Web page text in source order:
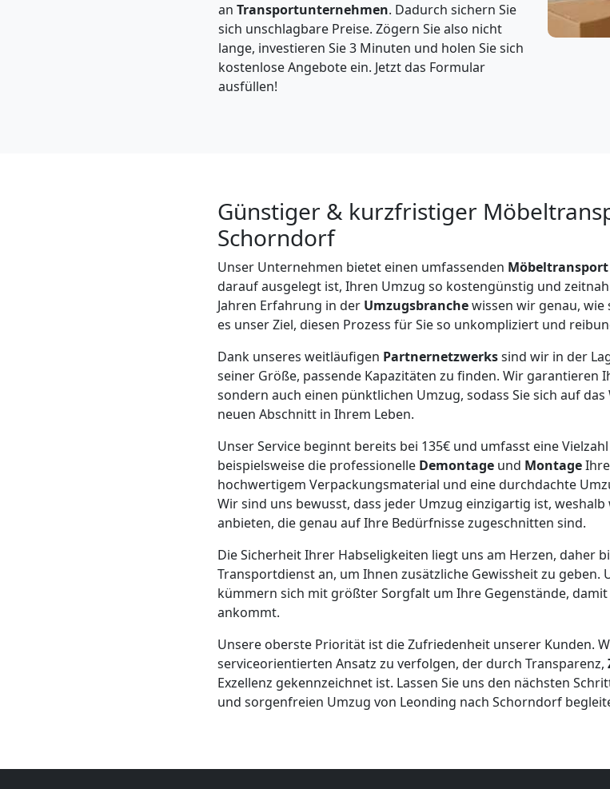
an Transportunternehmen. Dadurch sichern Sie
sich unschlagbare Preise. Zögern Sie also nicht
lange, investieren Sie 3 Minuten und holen Sie sich
kostenlose Angebote ein. Jetzt das Formular
ausfüllen!
Günstiger & kurzfristiger
Schorndorf
Unser Unternehmen bietet einen umfassenden Möbeltransport
darauf ausgelegt ist, Ihren Umzug so kostengünstig und
Jahren Erfahrung in der Umzugsbranchewissen wir genau,
es unser Ziel, diesen Prozess für Sie so unkompliziert und
Dank unseres weitläufigen Partnernetzwerkssind wir in der
seiner Größe, passende Kapazitäten zu finden. Wir garantieren
sondern auch einen pünktlichen Umzug, sodass Sie sich auf
neuen Abschnitt in Ihrem Leben.
Unser Service beginnt bereits bei 135€ und umfasst eine
beispielsweise die professionelle Demontage und Montage
hochwertigem Verpackungsmaterial und eine durchdachte
Wir sind uns bewusst, dass jeder Umzug einzigartig ist,
anbieten, die genau auf Ihre Bedürfnisse zugeschnitten sind.
Die Sicherheit Ihrer Habseligkeiten liegt uns am Herzen, daher
Transportdienst an, um Ihnen zusätzliche Gewissheit zu geben.
kümmern sich mit größter Sorgfalt um Ihre Gegenstände,
ankommt.
Unsere oberste Priorität ist die Zufriedenheit unserer Kunden.
serviceorientierten Ansatz zu verfolgen, der durch Transparenz,
Exzellenz gekennzeichnet ist. Lassen Sie uns den nächsten
und sorgenfreien Umzug von Leonding nach Schorndorf